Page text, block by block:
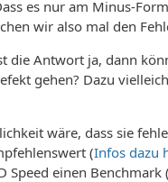
es nur am Minus-
wir also mal den
die Antwort ja, dann
gehen? Dazu
wäre, dass sie
(Infos dazu
einen Benchmark